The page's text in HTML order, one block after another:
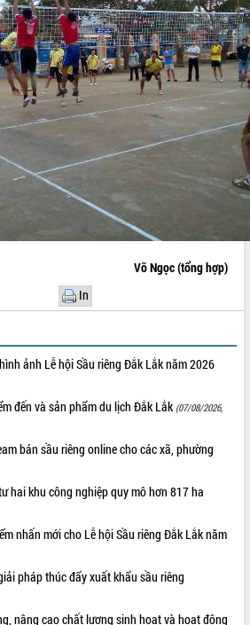
Võ Ngọc (tổng hợp)
In
ảnh Lễ hội Sầu riêng Đắk Lắk năm 2026
đến và sản phẩm du lịch Đắk Lắk (07/08/2026,
bán sầu riêng online cho các xã, phường
hai khu công nghiệp quy mô hơn 817 ha
nhấn mới cho Lễ hội Sầu riêng Đắk Lắk năm
pháp thúc đẩy xuất khẩu sầu riêng
nâng cao chất lượng sinh hoạt và hoạt động